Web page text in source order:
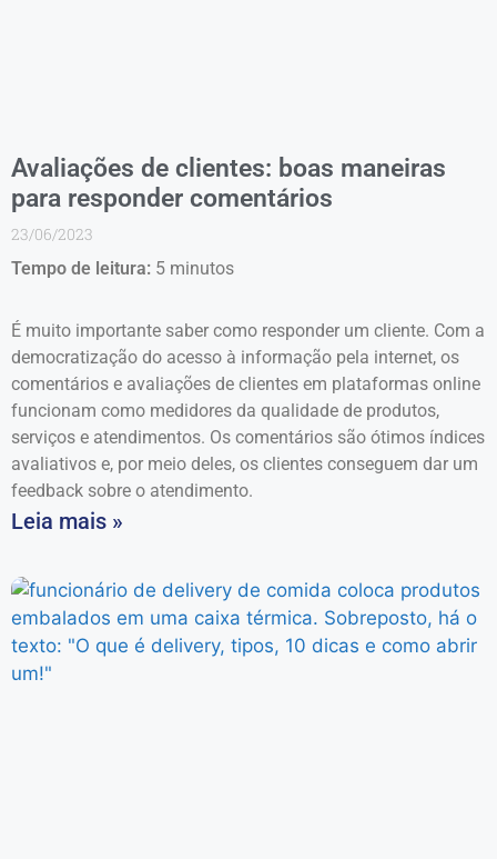
Avaliações de clientes: boas maneiras
para responder comentários
23/06/2023
Tempo de leitura: 5 minutos
É muito importante saber como responder um cliente. Com a
democratização do acesso à informação pela internet, os
comentários e avaliações de clientes em plataformas online
funcionam como medidores da qualidade de produtos,
serviços e atendimentos. Os comentários são ótimos índices
avaliativos e, por meio deles, os clientes conseguem dar um
feedback sobre o atendimento.
Leia mais »